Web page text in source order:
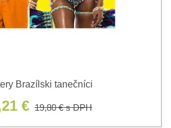
Brazílski tanečníci
€ 19,80 €s DPH